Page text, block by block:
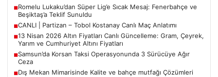
■Romelu Lukaku’dan Süper Lig’e Sıcak Mesaj: Fenerbahçe ve
Beşiktaş’a Teklif Sunuldu
■CANLI | Partizan – Tobol Kostanay Canlı Maç Anlatımı
■13 Nisan 2026 Altın Fiyatları Canlı Güncelleme: Gram, Çeyrek,
Yarım ve Cumhuriyet Altını Fiyatları
■Samsun’da Korsan Taksi Operasyonunda 3 Sürücüye Ağır
Ceza
■Dış Mekan Mimarisinde Kalite ve bahçe mutfağı Çözümleri